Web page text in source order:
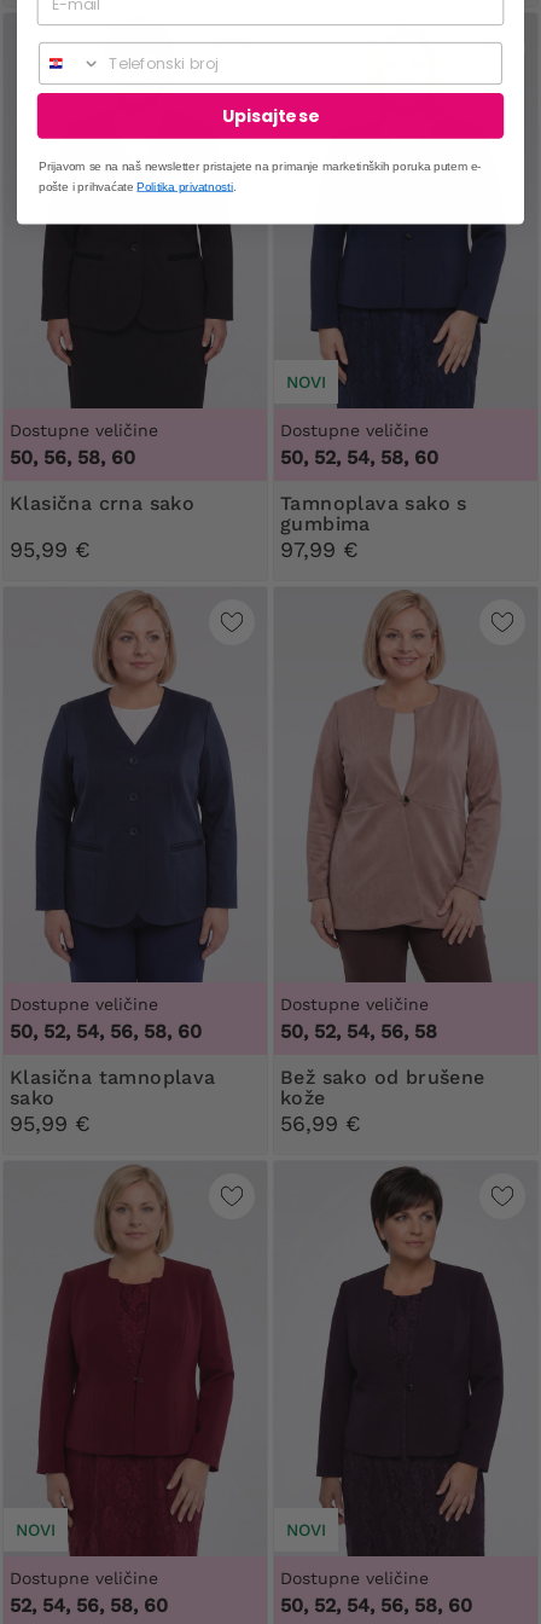
Dostupne veličine
50, 56, 58, 60
Klasična crna sako
95,99 €
NOVI
Dostupne veličine
50, 52, 54, 58, 60
Tamnoplava sako s
gumbima
97,99 €
Dostupne veličine
50, 52, 54, 56, 58, 60
Klasična tamnoplava
sako
95,99 €
Dostupne veličine
50, 52, 54, 56, 58
Bež sako od brušene
kože
56,99 €
NOVI
Dostupne veličine
52, 54, 56, 58, 60
NOVI
Dostupne veličine
50, 52, 54, 56, 58, 60
Upisajte se
Prijavom se na naš newsletter pristajete na primanje marketinških poruka putem e-
pošte i prihvaćatePolitika privatnosti